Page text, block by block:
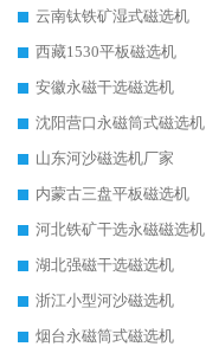
云南钛铁矿湿式磁选机
西藏1530平板磁选机
安徽永磁干选磁选机
沈阳营口永磁筒式磁选机
山东河沙磁选机厂家
内蒙古三盘平板磁选机
河北铁矿干选永磁磁选机
湖北强磁干选磁选机
浙江小型河沙磁选机
烟台永磁筒式磁选机